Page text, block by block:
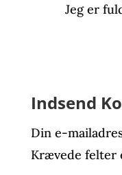
Jeg er
Indsend
Din e-
Krævede felter